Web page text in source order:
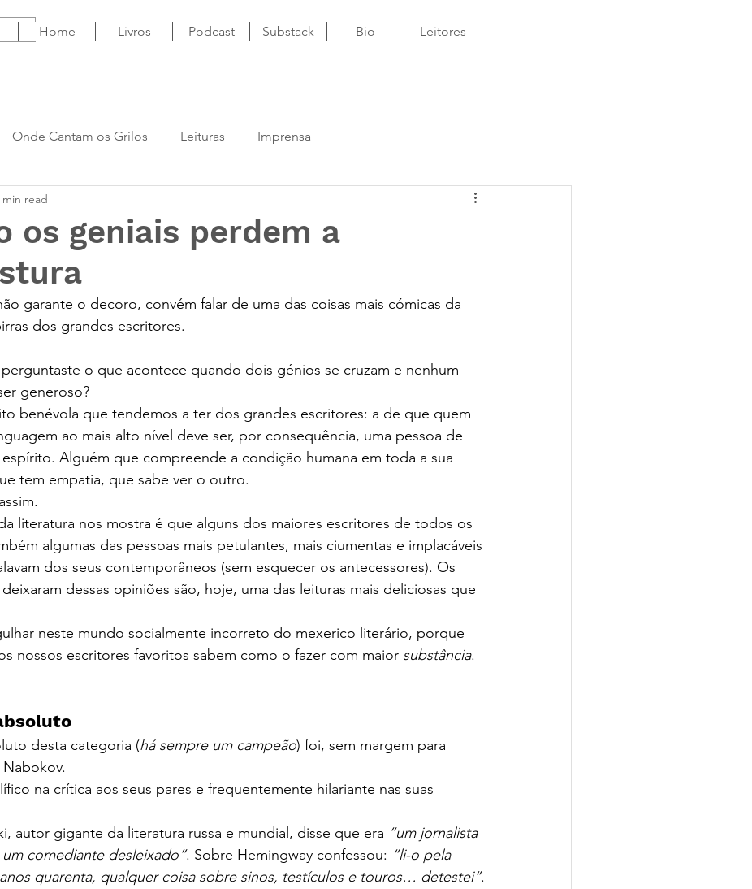
Home Livros Podcast Substack Bio Leitores
Onde Cantam os Grilos Leituras Imprensa
os geniais perdem a
min read
garante o decoro, convém falar de uma das coisas mais cómicas da
dos grandes escritores.
o que acontece quando dois génios se cruzam e nenhum
generoso?
benévola que tendemos a ter dos grandes escritores: a de que quem
ao mais alto nível deve ser, por consequência, uma pessoa de
Alguém que compreende a condição humana em toda a sua
tem empatia, que sabe ver o outro.
literatura nos mostra é que alguns dos maiores escritores de todos os
algumas das pessoas mais petulantes, mais ciumentas e implacáveis
dos seus contemporâneos (sem esquecer os antecessores). Os
dessas opiniões são, hoje, uma das leituras mais deliciosas que
neste mundo socialmente incorreto do mexerico literário, porque
nossos escritores favoritos sabem como o fazer com maior substância.
desta categoria (há sempre um campeão) foi, sem margem para
na crítica aos seus pares e frequentemente hilariante nas suas
autor gigante da literatura russa e mundial, disse que era “um jornalista
comediante desleixado”. Sobre Hemingway confessou: “li-o pela
quarenta, qualquer coisa sobre sinos, testículos e touros… detestei”.